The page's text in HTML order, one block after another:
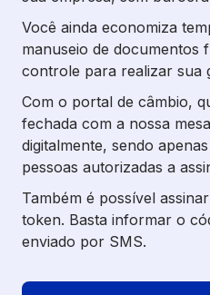
Você ainda economiza
manuseio de documentos
controle para realizar sua
Com o portal de câmbio,
fechada com a nossa
digitalmente, sendo
pessoas autorizadas a
Também é possível
token. Basta informar o
enviado por SMS.